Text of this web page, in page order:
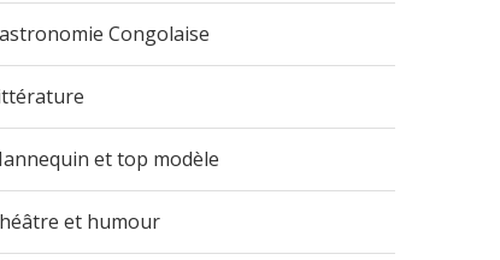
Congolaise
et top modèle
et humour